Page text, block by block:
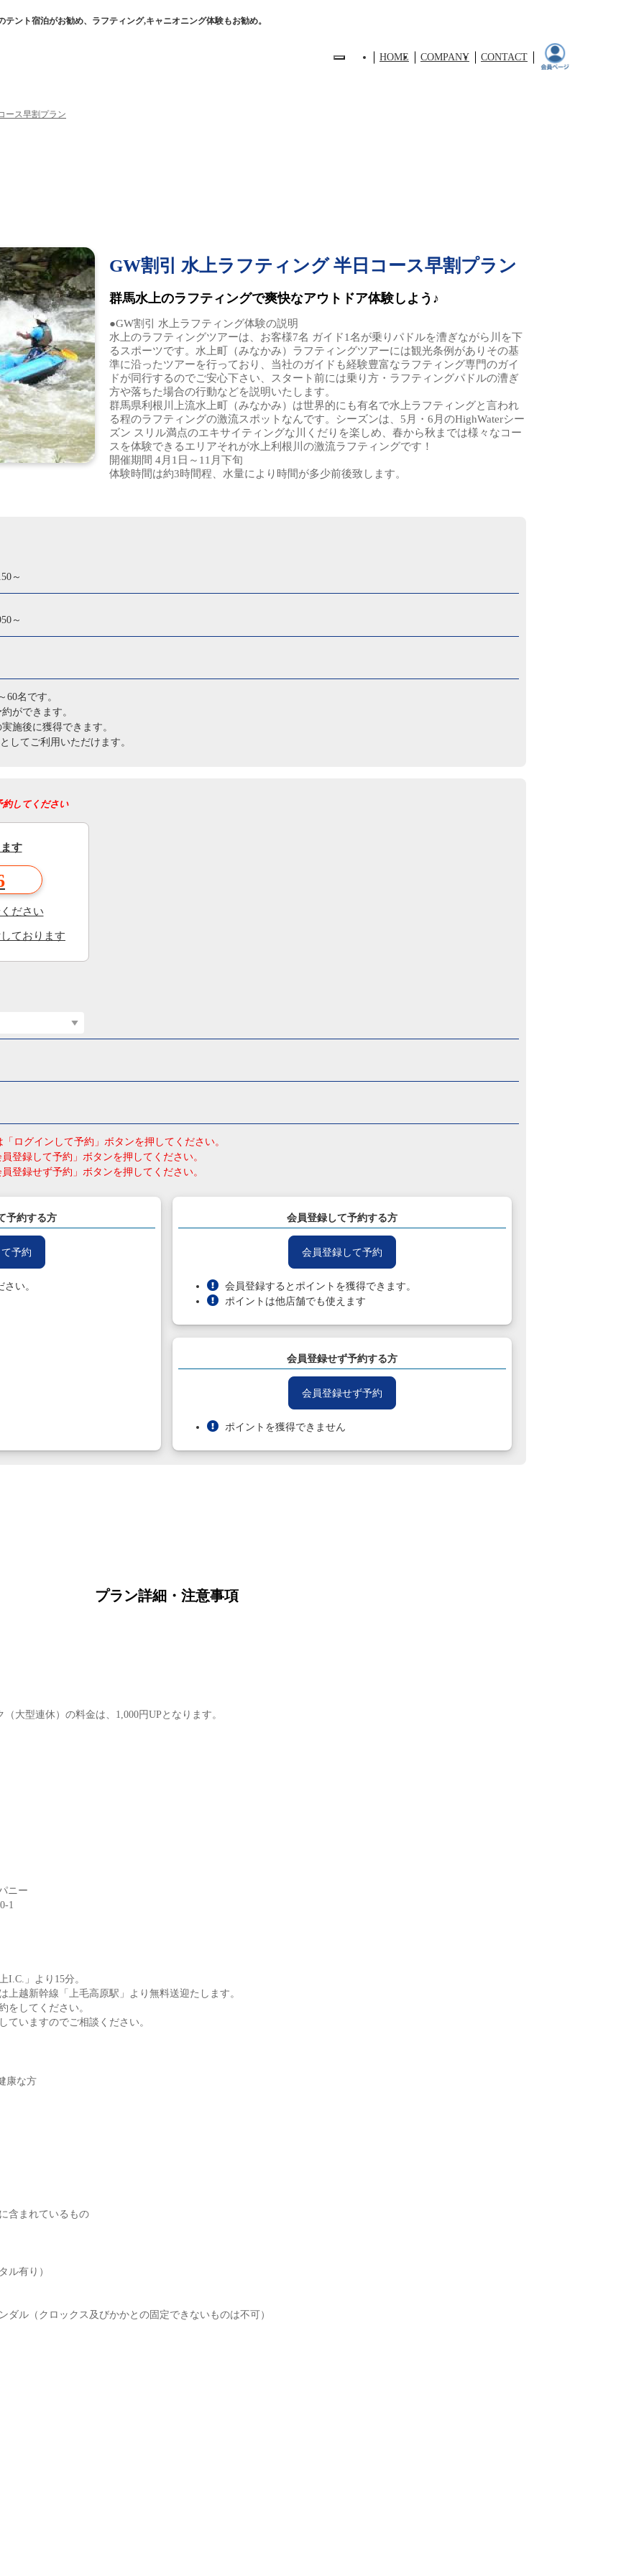
ント宿泊がお勧め、ラフティング,キャニオニング体験もお勧め。
HOME COMPANY CONTACT
ース早割プラン
GW割引 水上ラフティング 半日コース早割プラン
群馬水上のラフティングで爽快なアウトドア体験しよう♪
●GW割引 水上ラフティング体験の説明
水上のラフティングツアーは、お客様7名 ガイド1名が乗りパドルを漕ぎながら川を下
るスポーツです。水上町（みなかみ）ラフティングツアーには観光条例がありその基
準に沿ったツアーを行っており、当社のガイドも経験豊富なラフティング専門のガイ
ドが同行するのでご安心下さい、スタート前には乗り方・ラフティングパドルの漕ぎ
方や落ちた場合の行動などを説明いたします。
群馬県利根川上流水上町（みなかみ）は世界的にも有名で水上ラフティングと言われ
る程のラフティングの激流スポットなんです。シーズンは、5月・6月のHighWaterシー
ズン スリル満点のエキサイティングな川くだりを楽しめ、春から秋までは様々なコー
スを体験できるエリアそれが水上利根川の激流ラフティングです！
開催期間 4月1日～11月下旬
体験時間は約3時間程、水量により時間が多少前後致します。
～
～
名です。
ができます。
施後に獲得できます。
してご利用いただけます。
してください
す
ださい
ております
ログインして予約」ボタンを押してください。
登録して予約」ボタンを押してください。
登録せず予約」ボタンを押してください。
予約する方
予約
い。
会員登録して予約する方
会員登録して予約
会員登録するとポイントを獲得できます。
ポイントは他店舗でも使えます
会員登録せず予約する方
会員登録せず予約
ポイントを獲得できません
プラン詳細・注意事項
大型連休）の料金は、1,000円UPとなります。
ニー
1
I.C.」より15分。
上越新幹線「上毛高原駅」より無料送迎たします。
をしてください。
いますのでご相談ください。
康な方
含まれているもの
ル有り）
ル（クロックス及びかかとの固定できないものは不可）